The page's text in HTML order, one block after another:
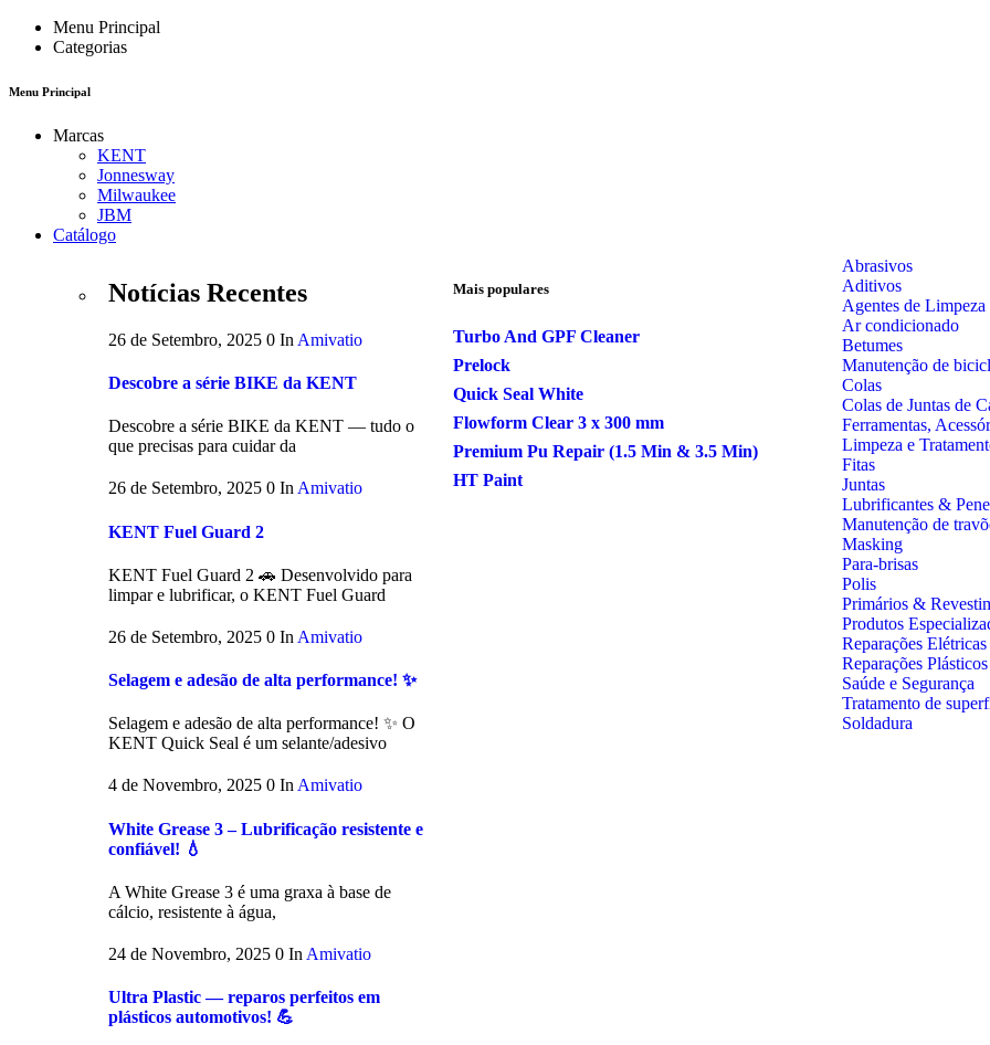
Menu Principal
Categorias
Menu Principal
Marcas
KENT
Jonnesway
Milwaukee
JBM
Catálogo
Notícias Recentes
26 de Setembro, 2025 0 In Amivatio
Descobre a série BIKE da KENT
Descobre a série BIKE da KENT — tudo o
que precisas para cuidar da
26 de Setembro, 2025 0 In Amivatio
KENT Fuel Guard 2
KENT Fuel Guard 2 🚗 Desenvolvido para
limpar e lubrificar, o KENT Fuel Guard
26 de Setembro, 2025 0 In Amivatio
Selagem e adesão de alta performance! ✨
Selagem e adesão de alta performance! ✨ O
KENT Quick Seal é um selante/adesivo
4 de Novembro, 2025 0 InAmivatio
White Grease 3 – Lubrificação resistente e
confiável! 💧
A White Grease 3 é uma graxa à base de
cálcio, resistente à água,
24 de Novembro, 2025 0 In Amivatio
Ultra Plastic — reparos perfeitos em
plásticos automotivos! 💪
Mais populares
Turbo And GPF Cleaner
Prelock
Quick Seal White
Flowform Clear 3 x 300 mm
Premium Pu Repair (1.5 Min & 3.5 Min)
HT Paint
Abrasivos
Aditivos
Agentes de Limpeza
Ar condicionado
Betumes
Manutenção de
Colas
Colas de Juntas de
Ferramentas,
Limpeza e
Fitas
Juntas
Lubrificantes &
Manutenção de
Masking
Para-brisas
Polis
Primários &
Produtos
Reparações Elétricas
Reparações
Saúde e Segurança
Tratamento de
Soldadura